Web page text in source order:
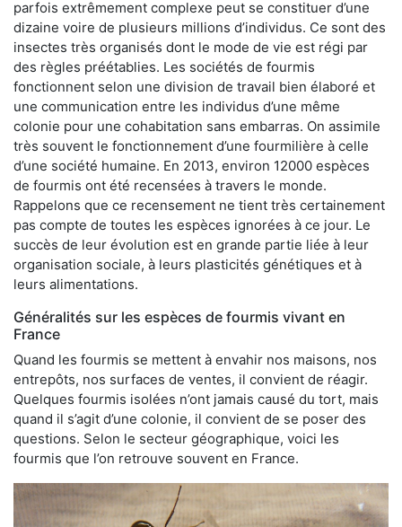
parfois extrêmement complexe peut se constituer d’une
dizaine voire de plusieurs millions d’individus. Ce sont des
insectes très organisés dont le mode de vie est régi par
des règles préétablies. Les sociétés de fourmis
fonctionnent selon une division de travail bien élaboré et
une communication entre les individus d’une même
colonie pour une cohabitation sans embarras. On assimile
très souvent le fonctionnement d’une fourmilière à celle
d’une société humaine. En 2013, environ 12000 espèces
de fourmis ont été recensées à travers le monde.
Rappelons que ce recensement ne tient très certainement
pas compte de toutes les espèces ignorées à ce jour. Le
succès de leur évolution est en grande partie liée à leur
organisation sociale, à leurs plasticités génétiques et à
leurs alimentations.
Généralités sur les espèces de fourmis vivant en
France
Quand les fourmis se mettent à envahir nos maisons, nos
entrepôts, nos surfaces de ventes, il convient de réagir.
Quelques fourmis isolées n’ont jamais causé du tort, mais
quand il s’agit d’une colonie, il convient de se poser des
questions. Selon le secteur géographique, voici les
fourmis que l’on retrouve souvent en France.